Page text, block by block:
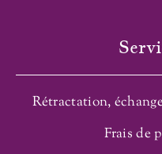
Rétractation,
Frais de